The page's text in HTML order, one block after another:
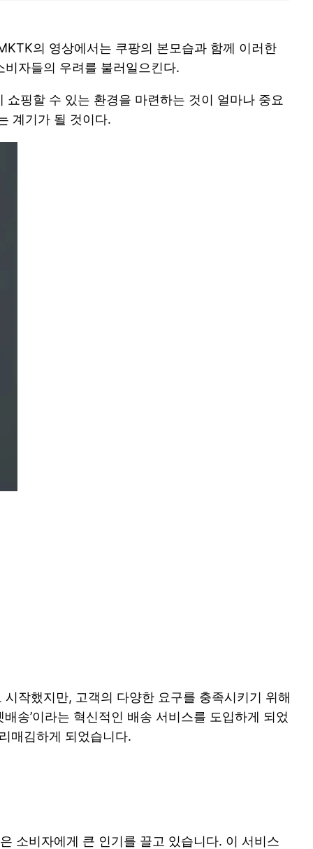
의 영상에서는 쿠팡의 본모습과 함께 이러한
자들의 우려를 불러일으킨다.
핑할 수 있는 환경을 마련하는 것이 얼마나 중요
계기가 될 것이다.
작했지만, 고객의 다양한 요구를 충족시키기 위해
송’이라는 혁신적인 배송 서비스를 도입하게 되었
매김하게 되었습니다.
소비자에게 큰 인기를 끌고 있습니다. 이 서비스